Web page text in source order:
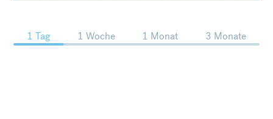
1 Tag 1 Woche 1 Monat 3 Monate